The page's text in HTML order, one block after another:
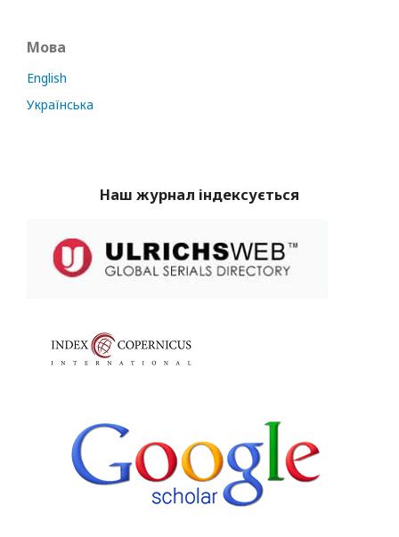
Мова
English
Українська
Наш журнал індексується